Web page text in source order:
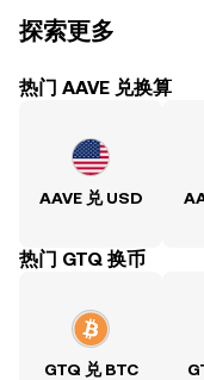
探索更多
热门 AAVE 兑换算
AAVE 兑 USD
热门 GTQ 换币
GTQ 兑 BTC